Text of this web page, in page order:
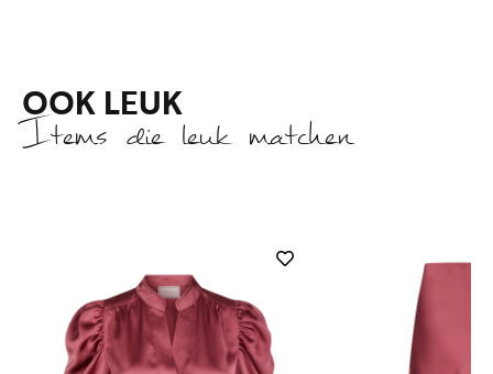
OOK LEUK
Items die leuk matchen